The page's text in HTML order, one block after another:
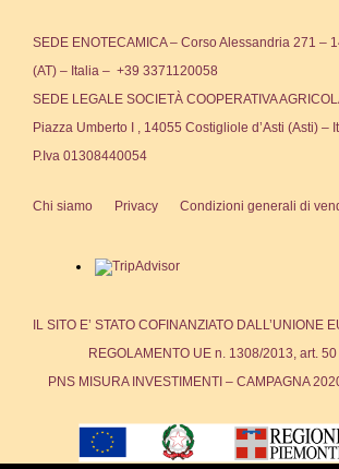
SEDE ENOTECAMICA – Corso Alessandria 271 –
(AT) – Italia – +39 3371120058
SEDE LEGALE SOCIETÀ COOPERATIVA
Piazza Umberto I , 14055 Costigliole d’Asti (Asti) –
P.Iva 01308440054
Chi siamo Privacy Condizioni generali di
IL SITO E’ STATO COFINANZIATO DALL’UNIONE
REGOLAMENTO UE n. 1308/2013, art. 50
PNS MISURA INVESTIMENTI – CAMPAGNA